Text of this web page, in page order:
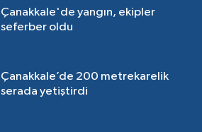
Çanakkale'de yangın, ekipler
seferber oldu
Çanakkale’de 200 metrekarelik
serada yetiştirdi